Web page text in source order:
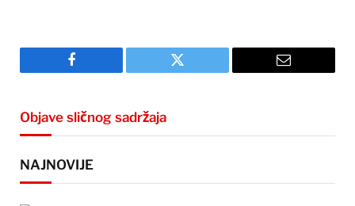
Facebook Twitter Email
Objave sličnog sadržaja
NAJNOVIJE